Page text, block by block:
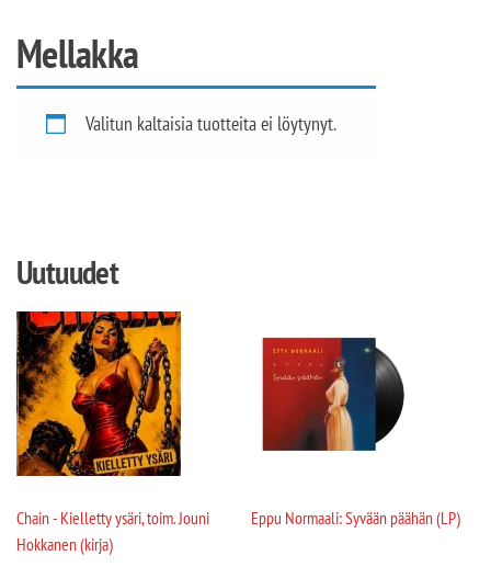
Mellakka
Valitun kaltaisia tuotteita ei löytynyt.
Uutuudet
Chain - Kielletty ysäri, toim. Jouni
Hokkanen (kirja)
Eppu Normaali: Syvään päähän (LP)